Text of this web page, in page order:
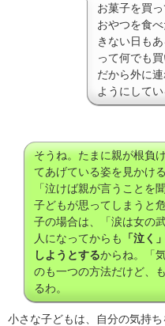
お菓子を買
おやつを食
きない日も
って何でも
だから外に
ようにしてい
そうね。たまに親が根負
てあげている姿を見かけ
「泣けば親が言うことを
子どもが思ってしまうと
子の場合は、「涙は女の
人になってからも
「泣く
しようとするからね。「
のも一つの方法だけど、
るわ。
小さな子どもは、自分の気持